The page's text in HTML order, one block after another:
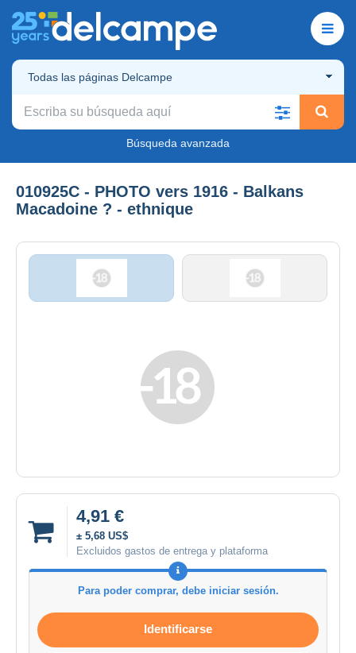
Todas las páginas Delcampe
Búsqueda avanzada
010925C - PHOTO vers 1916 - Balkans
Macadoine ? - ethnique
4,91 €
± 5,68 US$
Excluidos gastos de entrega y plataforma
Para poder comprar, debe iniciar sesión.
Identificarse